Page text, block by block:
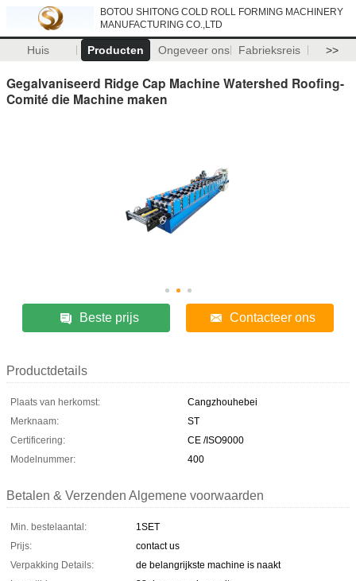
BOTOU SHITONG COLD ROLL FORMING MACHINERY
MANUFACTURING CO.,LTD
Huis Producten Ongeveer ons Fabrieksreis >>
Gegalvaniseerd Ridge Cap Machine Watershed Roofing-
Comité die Machine maken
Beste prijs Contacteer ons
Productdetails
Plaats van herkomst:
Cangzhouhebei
Merknaam:
ST
Certificering:
CE /ISO9000
Modelnummer:
400
Betalen & Verzenden Algemene voorwaarden
Min. bestelaantal:
1SET
Prijs:
contact us
Verpakking Details:
de belangrijkste machine is naakt